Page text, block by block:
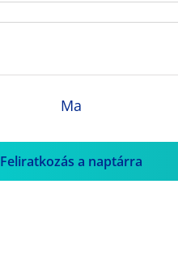
Ma
Feliratkozás a naptárra